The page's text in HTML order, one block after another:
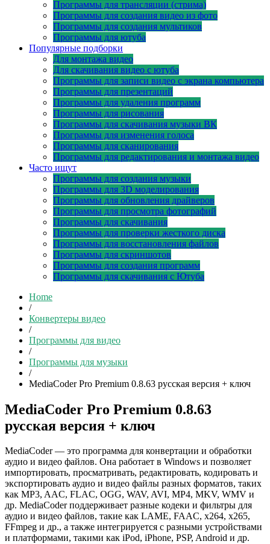
Программы для трансляции (стрима)
Программы для создания видео из фото
Программы для создания мультиков
Программы для ютуба
Популярные подборки
Для монтажа видео
Для скачивания видео с ютуба
Программы для записи видео с экрана компьютера
Программы для презентаций
Программы для удаления программ
Программы для рисования
Программы для скачивания музыки ВК
Программы для изменения голоса
Программы для сканирования
Программы для редактирования и монтажа видео
Часто ищут
Программы для создания музыки
Программы для 3D моделирования
Программы для обновления драйверов
Программы для просмотра фотографий
Программы для скачивания
Программы для проверки жесткого диска
Программы для восстановления файлов
Программы для скриншотов
Программы для создания программ
Программы для скачивания с Ютуба
Home
/
Конвертеры видео
/
Программы для видео
/
Программы для музыки
/
MediaCoder Pro Premium 0.8.63 русская версия + ключ
MediaCoder Pro Premium 0.8.63
русская версия + ключ
MediaCoder — это программа для конвертации и обработки
аудио и видео файлов. Она работает в Windows и позволяет
импортировать, просматривать, редактировать, кодировать и
экспортировать аудио и видео файлы разных форматов, таких
как MP3, AAC, FLAC, OGG, WAV, AVI, MP4, MKV, WMV и
др. MediaCoder поддерживает разные кодеки и фильтры для
аудио и видео файлов, такие как LAME, FAAC, x264, x265,
FFmpeg и др., а также интегрируется с разными устройствами
и платформами, такими как iPod, iPhone, PSP, Android и др.